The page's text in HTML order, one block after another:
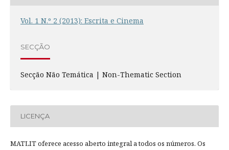
Vol. 1 N.º 2 (2013): Escrita e Cinema
SECÇÃO
Secção Não Temática | Non-Thematic Section
LICENÇA
MATLIT oferece acesso aberto integral a todos os números. Os